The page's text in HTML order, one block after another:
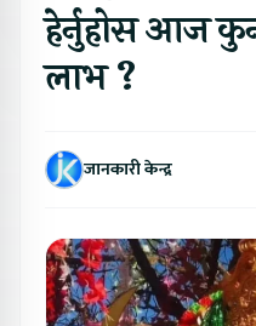
हेर्नुहोस आज
लाभ ?
जानकारी केन्द्र